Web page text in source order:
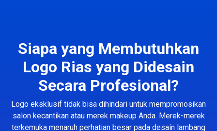
Siapa yang Membutuhkan
Logo Rias yang Didesain
Secara Profesional?
Logo eksklusif tidak bisa dihindari untuk mempromosikan
salon kecantikan atau merek makeup Anda. Merek-merek
terkemuka menaruh perhatian besar pada desain lambang